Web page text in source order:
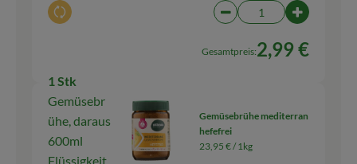
Auswahl ändern Artikelanzahl
Gesamtpreis:2,99 €
1 Stk
Gemüsebr
ühe, daraus
600ml
Flüssigkeit
Gemüsebrühe mediterran
hefefrei
23,95 € /1kg